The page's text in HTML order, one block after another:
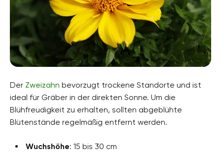
Der Zweizahn bevorzugt trockene Standorte und ist
ideal für Gräber in der direkten Sonne. Um die
Blühfreudigkeit zu erhalten, sollten abgeblühte
Blütenstände regelmäßig entfernt werden.
Wuchshöhe: 15 bis 30 cm